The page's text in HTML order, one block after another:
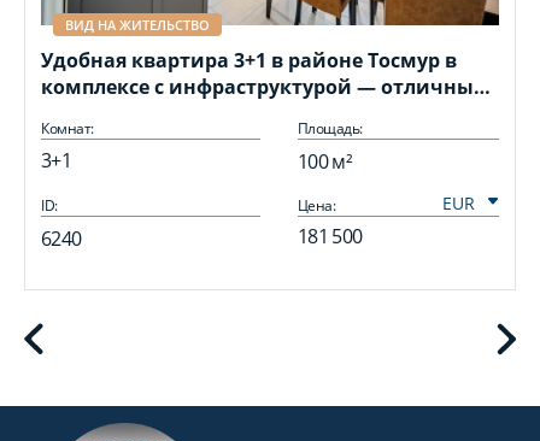
ВИД НА ЖИТЕЛЬСТВО
Удобная квартира 3+1 в районе Тосмур в
комплексе с инфраструктурой — отличный
Комнат:
3+1
Площадь:
100 м²
ID:
6240
Цена:
181 500